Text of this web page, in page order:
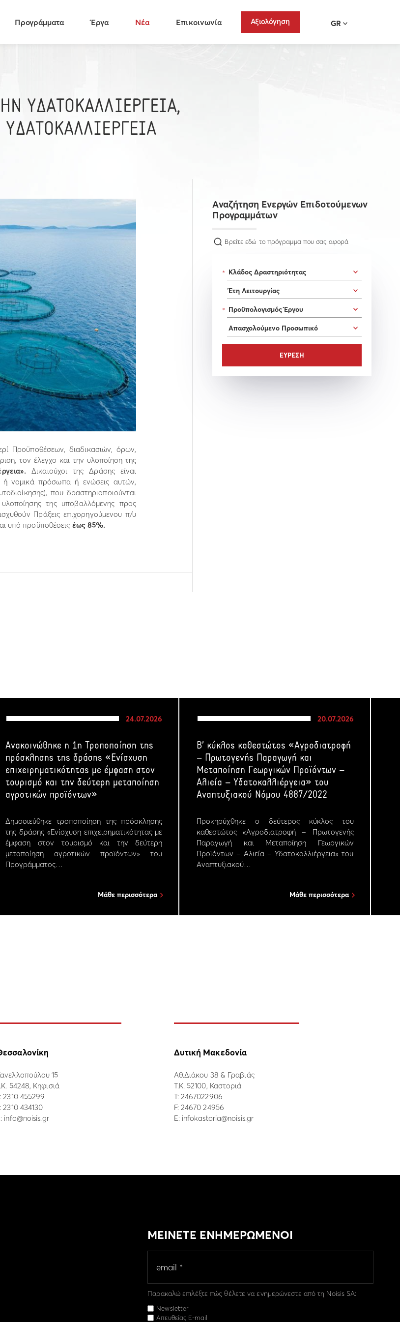
Προγράμματα Έργα Νέα Επικοινωνία Αξιολόγηση GR
ΥΔΑΤΟΚΑΛΛΙΕΡΓΕΙΑ,
Προϋποθέσεων, διαδικασιών, όρων,
τον έλεγχο και την υλοποίηση της
Δικαιούχοι της Δράσης είναι
ή νομικά πρόσωπα ή ενώσεις αυτών,
που δραστηριοποιούνται
της υποβαλλόμενης προς
Πράξεις επιχορηγούμενου π/υ
υπό προϋποθέσεις έως 85%.
Αναζήτηση Ενεργών Επιδοτούμενων
Προγραμμάτων
Βρείτε εδώ το πρόγραμμα που σας αφορά
*
*
24.07.2026
Ανακοινώθηκε η 1η Τροποποίηση της
πρόσκλησης της δράσης «Ενίσχυση
επιχειρηματικότητας με έμφαση στον
τουρισμό και την δεύτερη μεταποίηση
αγροτικών προϊόντων»
Δημοσιεύθηκε τροποποίηση της πρόσκλησης
της δράσης «Ενίσχυση επιχειρηματικότητας με
έμφαση στον τουρισμό και την δεύτερη
μεταποίηση αγροτικών προϊόντων» του
Προγράμματος…
Μάθε περισσότερα
20.07.2026
Β’ κύκλος καθεστώτος «Αγροδιατροφή
– Πρωτογενής Παραγωγή και
Μεταποίηση Γεωργικών Προϊόντων –
Αλιεία – Υδατοκαλλιέργεια» του
Αναπτυξιακού Νόμου 4887/2022
Προκηρύχθηκε ο δεύτερος κύκλος του
καθεστώτος «Αγροδιατροφή – Πρωτογενής
Παραγωγή και Μεταποίηση Γεωργικών
Προϊόντων – Αλιεία – Υδατοκαλλιέργεια» του
Αναπτυξιακού…
Μάθε περισσότερα
15
54248, Κηφισιά
2310 455299
2310 434130
info@noisis.gr
Δυτική Μακεδονία
Αθ.Διάκου 38 & Γραβιάς
Τ.Κ. 52100, Καστοριά
Τ: 2467022906
F: 24670 24956
E: infokastoria@noisis.gr
ΜΕΙΝΕΤΕ ΕΝΗΜΕΡΩΜΕΝΟΙ
Παρακαλώ επιλέξτε πώς θέλετε να ενημερώνεστε από τη Noisis SA:
Newsletter
Απευθείας E-mail